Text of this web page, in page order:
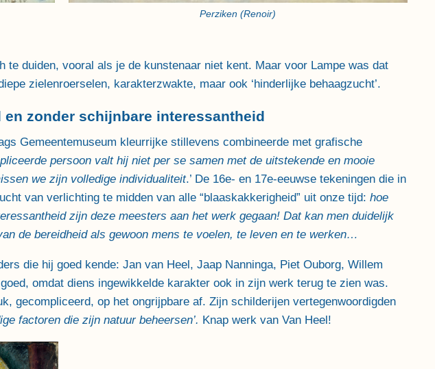
Perziken (Renoir)
duiden, vooral als je de kunstenaar niet kent. Maar voor Lampe was dat
zielenroerselen, karakterzwakte, maar ook ‘hinderlijke behaagzucht’.
zonder schijnbare interessantheid
Gemeentemuseum kleurrijke stillevens combineerde met grafische
persoon valt hij niet per se samen met de uitstekende en mooie
we zijn volledige individualiteit.’ De 16e- en 17e-eeuwse tekeningen die in
van verlichting te midden van alle “blaaskakkerigheid” uit onze tijd: hoe
zijn deze meesters aan het werk gegaan! Dat kan men duidelijk
de bereidheid als gewoon mens te voelen, te leven en te werken…
die hij goed kende: Jan van Heel, Jaap Nanninga, Piet Ouborg, Willem
omdat diens ingewikkelde karakter ook in zijn werk terug te zien was.
gecompliceerd, op het ongrijpbare af. Zijn schilderijen vertegenwoordigden
factoren die zijn natuur beheersen’. Knap werk van Van Heel!